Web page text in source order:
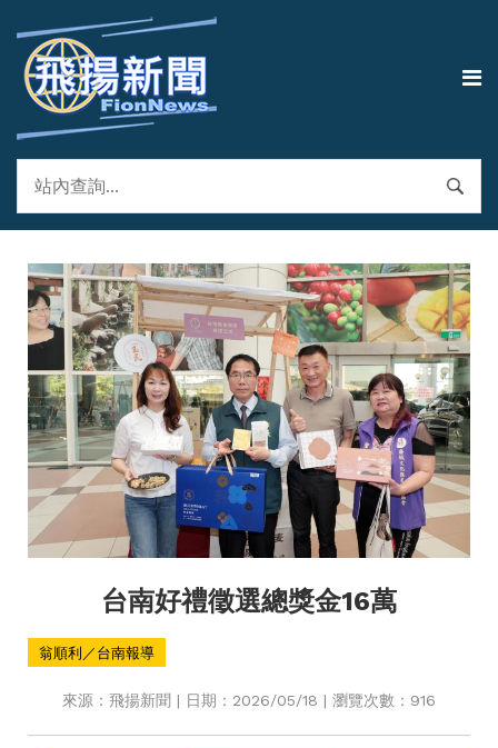
台南好禮徵選總獎金16萬
翁順利／台南報導
來源：飛揚新聞 | 日期：2026/05/18 | 瀏覽次數：916